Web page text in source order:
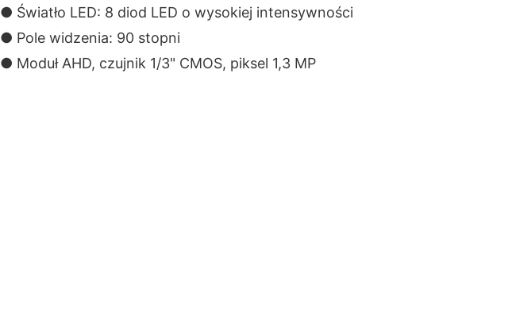
● Światło LED: 8 diod LED o wysokiej intensywności
● Pole widzenia: 90 stopni
● Moduł AHD, czujnik 1/3" CMOS, piksel 1,3 MP